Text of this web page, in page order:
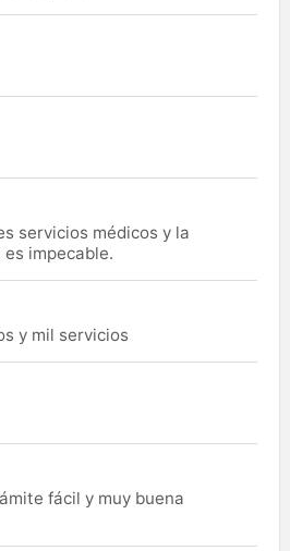
servicios médicos y la
impecable.
y mil servicios
fácil y muy buena